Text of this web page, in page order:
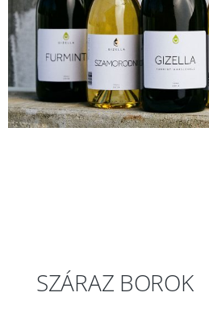
SZÁRAZ BOROK